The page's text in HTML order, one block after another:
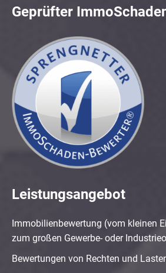
Geprüfter
Leistungsangebot
Immobilienbewertung (vom kleinen
zum großen Gewerbe- oder
Bewertungen von Rechten und